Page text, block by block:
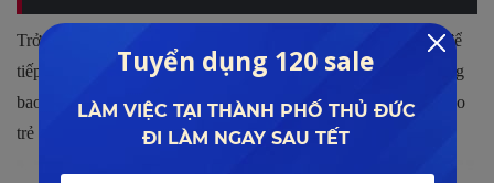
Trở thành cư dân tại đây, bạn có thể nhanh chóng và dễ dàng để
tiếp cận đến hàng loạt các dịch vụ tiện ích cao cấp và chất lượng
bao gồm như trung tâm mua sắm, khu vui chơi thiết kế dành cho
trẻ em hay sân chơi thể thao,…